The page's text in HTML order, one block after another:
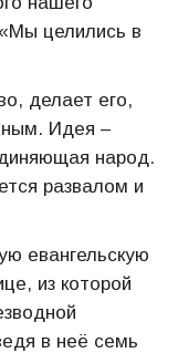
целились в
делает его,
Идея –
народ.
развалом и
евангельскую
из которой
в неё семь